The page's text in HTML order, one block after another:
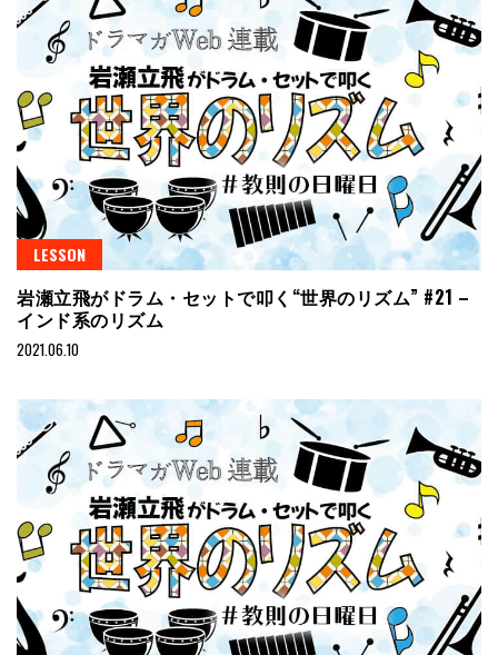
LESSON
岩瀬立飛がドラム・セットで叩く“世界のリズム” #21 –
インド系のリズム
2021.06.10